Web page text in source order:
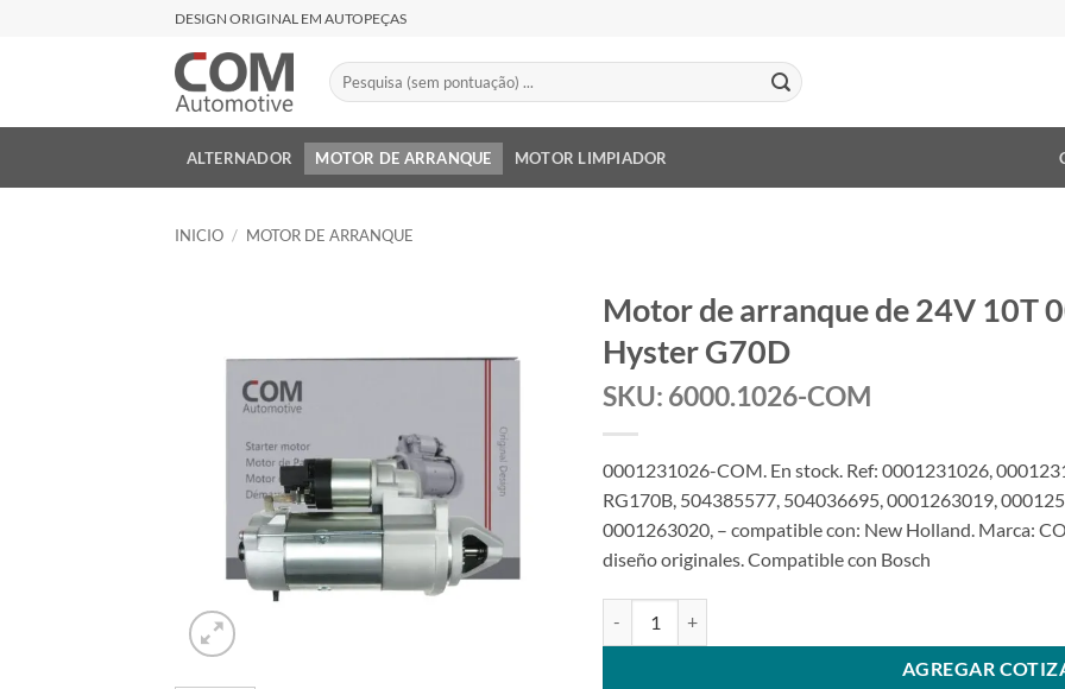
DESIGN ORIGINAL EM AUTOPEÇAS
Buscar
por:
ALTERNADOR MOTOR DE ARRANQUE MOTOR LIMPIADOR
INICIO / MOTOR DE ARRANQUE
Motor de arranque de 24V 10T
Hyster G70D
SKU: 6000.1026-COM
0001231026-COM. En stock. Ref: 0001231026,
RG170B, 504385577, 504036695, 0001263019,
0001263020, – compatible con: New Holland. Marca:
diseño originales. Compatible con Bosch
AGREGAR